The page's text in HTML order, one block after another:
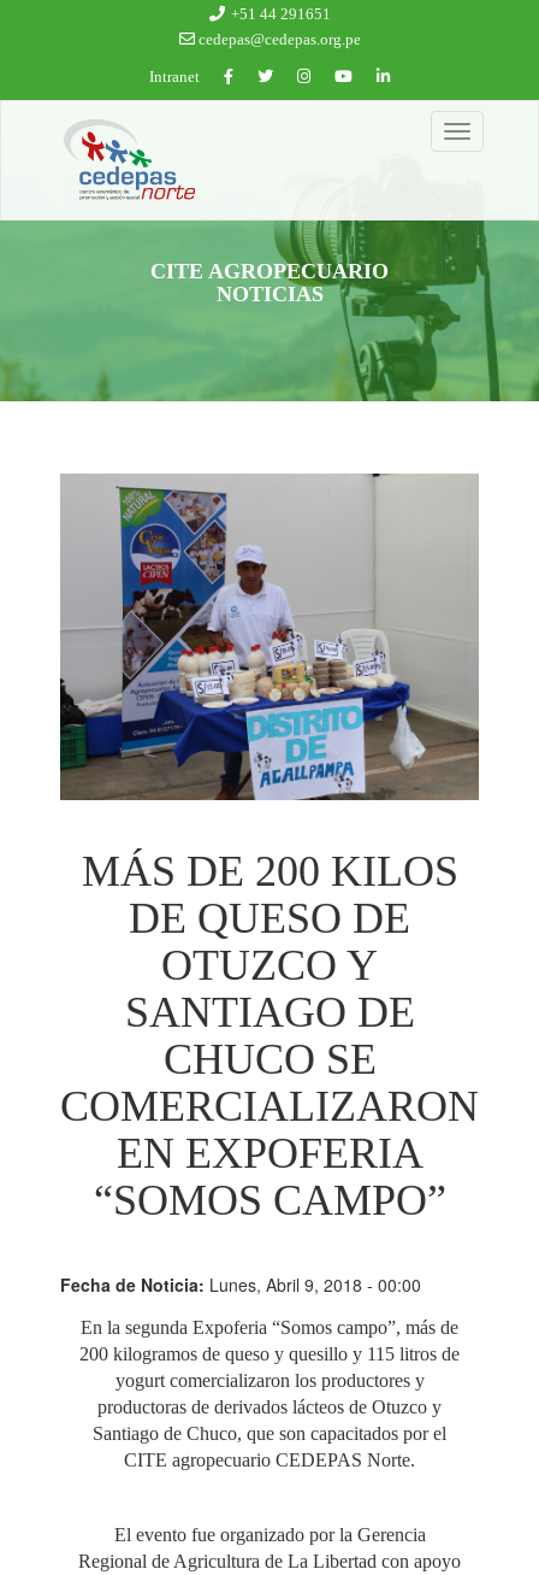
+51 44 291651
cedepas@cedepas.org.pe
Intranet
Toggle
navigation
CITE AGROPECUARIO
NOTICIAS
MÁS DE 200 KILOS
DE QUESO DE
OTUZCO Y
SANTIAGO DE
CHUCO SE
COMERCIALIZARON
EN EXPOFERIA
“SOMOS CAMPO”
Fecha de Noticia: Lunes, Abril 9, 2018 - 00:00
En la segunda Expoferia “Somos campo”, más de
200 kilogramos de queso y quesillo y 115 litros de
yogurt comercializaron los productores y
productoras de derivados lácteos de Otuzco y
Santiago de Chuco, que son capacitados por el
CITE agropecuario CEDEPAS Norte.
El evento fue organizado por la Gerencia
Regional de Agricultura de La Libertad con apoyo